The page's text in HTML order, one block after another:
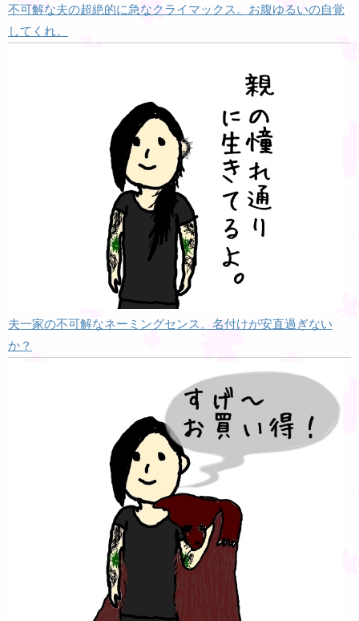
不可解な夫の超絶的に急なクライマックス。お腹ゆるいの自覚
してくれ。
夫一家の不可解なネーミングセンス。名付けが安直過ぎない
か？